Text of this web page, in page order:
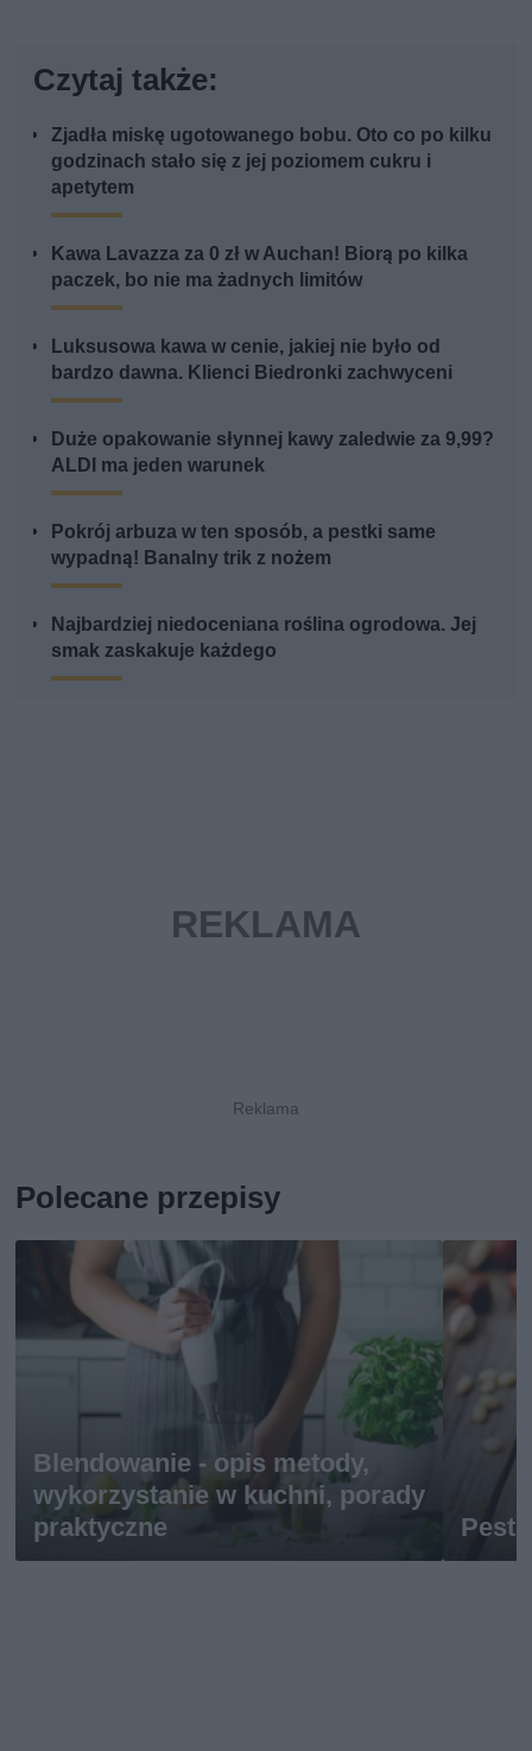
Czytaj także:
Zjadła miskę ugotowanego bobu. Oto co po kilku
godzinach stało się z jej poziomem cukru i
apetytem
Kawa Lavazza za 0 zł w Auchan! Biorą po kilka
paczek, bo nie ma żadnych limitów
Luksusowa kawa w cenie, jakiej nie było od
bardzo dawna. Klienci Biedronki zachwyceni
Duże opakowanie słynnej kawy zaledwie za 9,99?
ALDI ma jeden warunek
Pokrój arbuza w ten sposób, a pestki same
wypadną! Banalny trik z nożem
Najbardziej niedoceniana roślina ogrodowa. Jej
smak zaskakuje każdego
Polecane przepisy
Blendowanie - opis metody,
wykorzystanie w kuchni, porady
praktyczne
Pesto